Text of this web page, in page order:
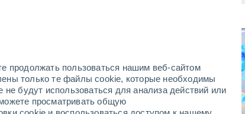
продолжать пользоваться нашим веб-сайтом
только те файлы cookie, которые необходимы
будут использоваться для анализа действий или
просматривать общую